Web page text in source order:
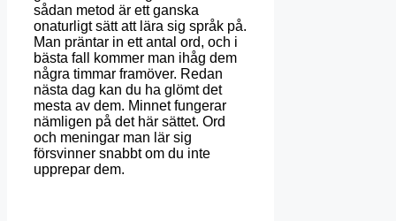
sådan metod är ett ganska
onaturligt sätt att lära sig språk på.
Man präntar in ett antal ord, och i
bästa fall kommer man ihåg dem
några timmar framöver. Redan
nästa dag kan du ha glömt det
mesta av dem. Minnet fungerar
nämligen på det här sättet. Ord
och meningar man lär sig
försvinner snabbt om du inte
upprepar dem.